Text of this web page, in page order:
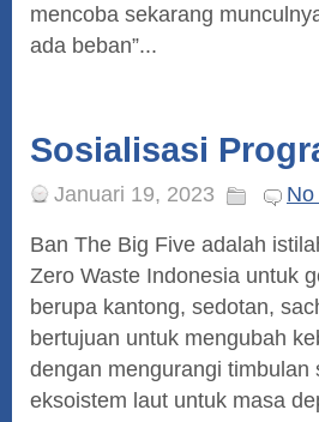
mencoba sekarang
ada beban”...
Sosialisasi
Januari 19, 2023
Ban The Big Five adalah
Zero Waste Indonesia untuk
berupa kantong, sedotan,
bertujuan untuk mengubah
dengan mengurangi
eksoistem laut untuk masa